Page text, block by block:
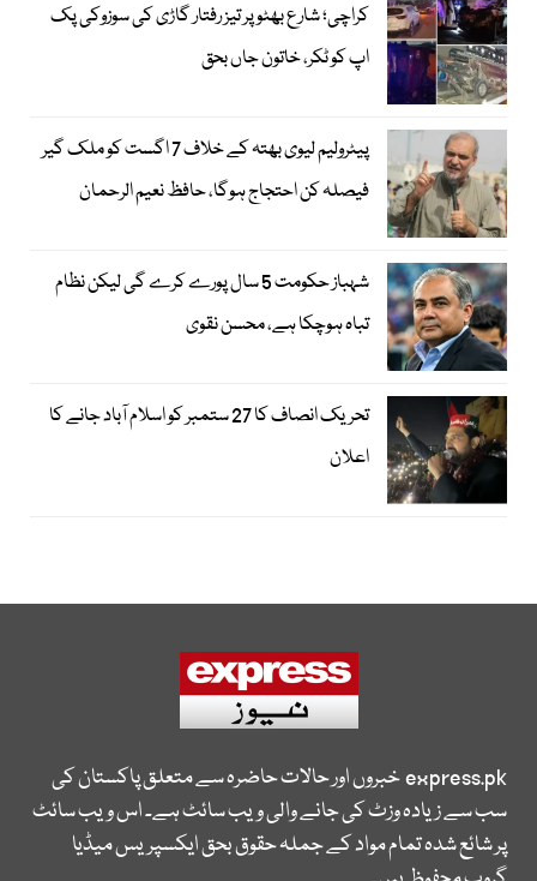
کراچی؛ شارع بھٹو پر تیز رفتار گاڑی کی سوزوکی پک
اپ کو ٹکر، خاتون جاں بحق
پیٹرولیم لیوی بھتہ کے خلاف 7 اگست کو ملک گیر
فیصلہ کن احتجاج ہوگا، حافظ نعیم الرحمان
شہباز حکومت 5 سال پورے کرے گی لیکن نظام
تباہ ہوچکا ہے، محسن نقوی
تحریک انصاف کا 27 ستمبر کو اسلام آباد جانے کا
اعلان
express.pkخبروں اور حالات حاضرہ سے متعلق پاکستان کی
سب سے زیادہ وزٹ کی جانے والی ویب سائٹ ہے۔ اس ویب سائٹ
پر شائع شدہ تمام مواد کے جملہ حقوق بحق ایکسپریس میڈیا